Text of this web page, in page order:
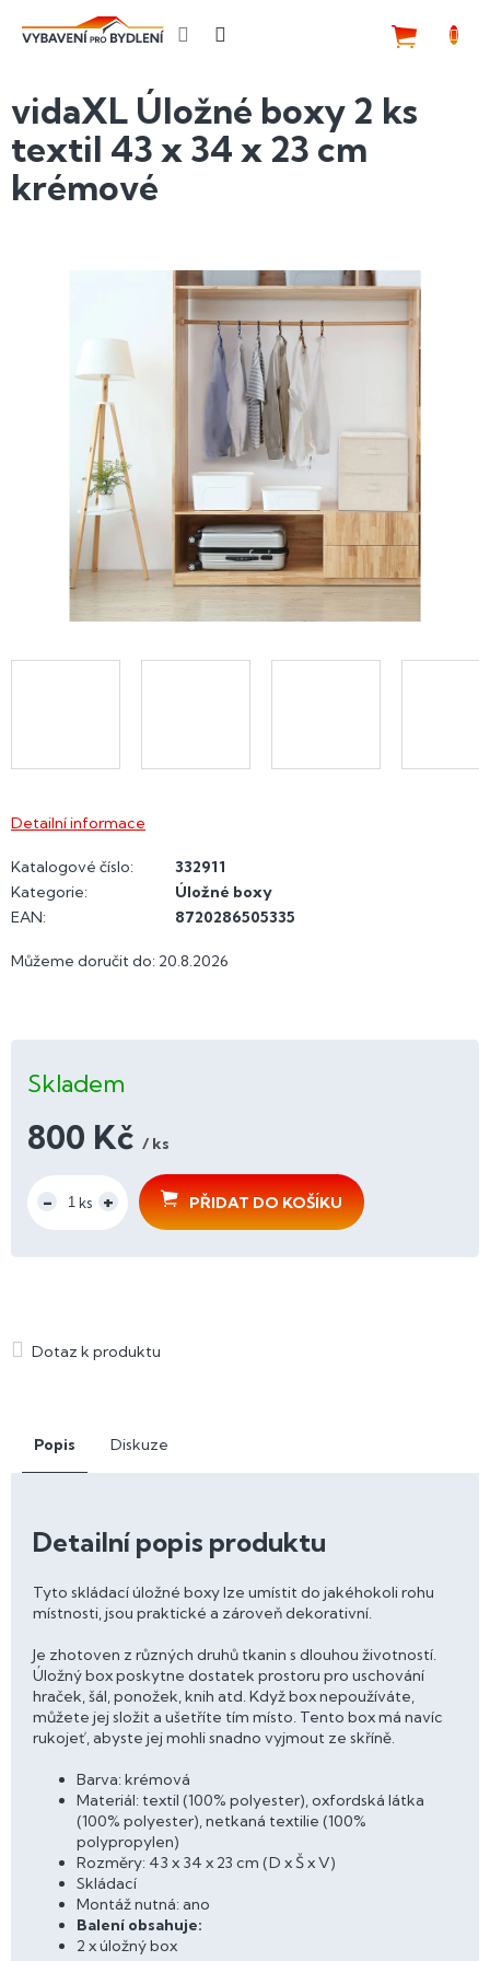
vidaXL Úložné boxy 2 ks
textil 43 x 34 x 23 cm
krémové
Můžeme doručit do: 20.8.2026
Skladem
800 Kč / ks
cena:
PŘIDAT DO KOŠÍKU
Detailní informace
Katalogové číslo:
332911
Kategorie:
Úložné boxy
EAN: 8720286505335
Popis Diskuze
Detailní popis produktu
Tyto skládací úložné boxy lze umístit do jakéhokoli rohu
místnosti, jsou praktické a zároveň dekorativní.
Je zhotoven z různých druhů tkanin s dlouhou životností.
Úložný box poskytne dostatek prostoru pro uschování
hraček, šál, ponožek, knih atd. Když box nepoužíváte,
můžete jej složit a ušetříte tím místo. Tento box má navíc
rukojeť, abyste jej mohli snadno vyjmout ze skříně.
Barva: krémová
Materiál: textil (100% polyester), oxfordská látka
(100% polyester), netkaná textilie (100%
polypropylen)
Rozměry: 43 x 34 x 23 cm (D x Š x V)
Skládací
Montáž nutná: ano
Balení obsahuje:
2 x úložný box